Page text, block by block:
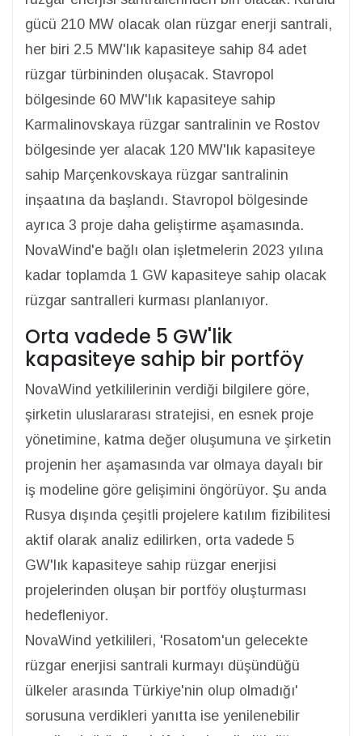
gücü 210 MW olacak olan rüzgar enerji santrali,
her biri 2.5 MW'lık kapasiteye sahip 84 adet
rüzgar türbininden oluşacak. Stavropol
bölgesinde 60 MW'lık kapasiteye sahip
Karmalinovskaya rüzgar santralinin ve Rostov
bölgesinde yer alacak 120 MW'lık kapasiteye
sahip Marçenkovskaya rüzgar santralinin
inşaatına da başlandı. Stavropol bölgesinde
ayrıca 3 proje daha geliştirme aşamasında.
NovaWind'e bağlı olan işletmelerin 2023 yılına
kadar toplamda 1 GW kapasiteye sahip olacak
rüzgar santralleri kurması planlanıyor.
Orta vadede 5 GW'lik
kapasiteye sahip bir portföy
NovaWind yetkililerinin verdiği bilgilere göre,
şirketin uluslararası stratejisi, en esnek proje
yönetimine, katma değer oluşumuna ve şirketin
projenin her aşamasında var olmaya dayalı bir
iş modeline göre gelişimini öngörüyor. Şu anda
Rusya dışında çeşitli projelere katılım fizibilitesi
aktif olarak analiz edilirken, orta vadede 5
GW'lık kapasiteye sahip rüzgar enerjisi
projelerinden oluşan bir portföy oluşturması
hedefleniyor.
NovaWind yetkilileri, 'Rosatom'un gelecekte
rüzgar enerjisi santrali kurmayı düşündüğü
ülkeler arasında Türkiye'nin olup olmadığı'
sorusuna verdikleri yanıtta ise yenilenebilir